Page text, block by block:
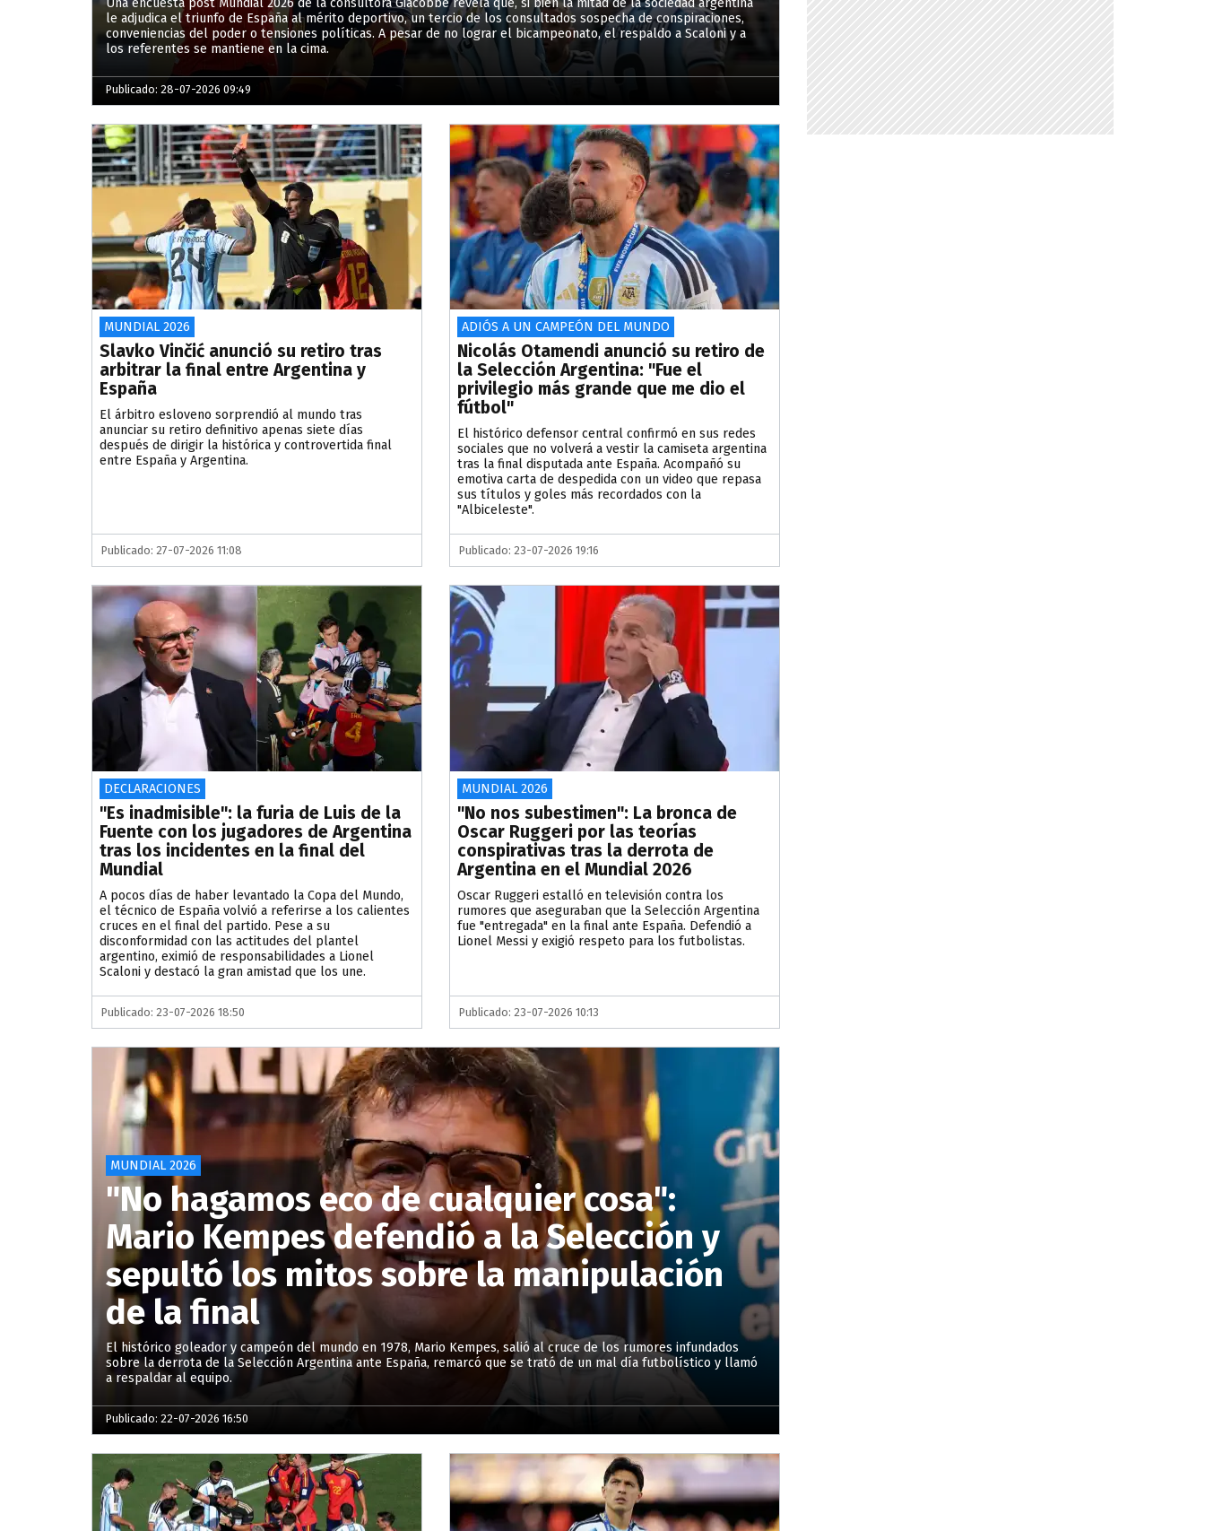
Una encuesta post Mundial 2026 de la consultora Giacobbe revela que, si bien la mitad de la sociedad argentina
le adjudica el triunfo de España al mérito deportivo, un tercio de los consultados sospecha de conspiraciones,
conveniencias del poder o tensiones políticas. A pesar de no lograr el bicampeonato, el respaldo a Scaloni y a
los referentes se mantiene en la cima.
Publicado: 28-07-2026 09:49
MUNDIAL 2026
Slavko Vinčić anunció su retiro tras
arbitrar la final entre Argentina y
España
El árbitro esloveno sorprendió al mundo tras
anunciar su retiro definitivo apenas siete días
después de dirigir la histórica y controvertida final
entre España y Argentina.
Publicado: 27-07-2026 11:08
ADIÓS A UN CAMPEÓN DEL MUNDO
Nicolás Otamendi anunció su retiro de
la Selección Argentina: "Fue el
privilegio más grande que me dio el
fútbol"
El histórico defensor central confirmó en sus redes
sociales que no volverá a vestir la camiseta argentina
tras la final disputada ante España. Acompañó su
emotiva carta de despedida con un video que repasa
sus títulos y goles más recordados con la
"Albiceleste".
Publicado: 23-07-2026 19:16
DECLARACIONES
"Es inadmisible": la furia de Luis de la
Fuente con los jugadores de Argentina
tras los incidentes en la final del
Mundial
A pocos días de haber levantado la Copa del Mundo,
el técnico de España volvió a referirse a los calientes
cruces en el final del partido. Pese a su
disconformidad con las actitudes del plantel
argentino, eximió de responsabilidades a Lionel
Scaloni y destacó la gran amistad que los une.
Publicado: 23-07-2026 18:50
MUNDIAL 2026
"No nos subestimen": La bronca de
Oscar Ruggeri por las teorías
conspirativas tras la derrota de
Argentina en el Mundial 2026
Oscar Ruggeri estalló en televisión contra los
rumores que aseguraban que la Selección Argentina
fue "entregada" en la final ante España. Defendió a
Lionel Messi y exigió respeto para los futbolistas.
Publicado: 23-07-2026 10:13
MUNDIAL 2026
"No hagamos eco de cualquier cosa":
Mario Kempes defendió a la Selección y
sepultó los mitos sobre la manipulación
de la final
El histórico goleador y campeón del mundo en 1978, Mario Kempes, salió al cruce de los rumores infundados
sobre la derrota de la Selección Argentina ante España, remarcó que se trató de un mal día futbolístico y llamó
a respaldar al equipo.
Publicado: 22-07-2026 16:50